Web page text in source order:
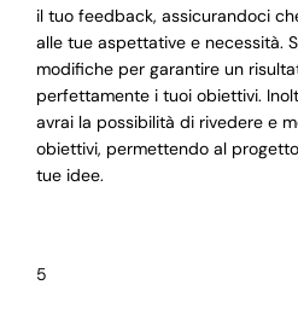
il tuo feedback, assicurandoci
alle tue aspettative e necessità.
modifiche per garantire un
perfettamente i tuoi obiettivi.
avrai la possibilità di rivedere e
obiettivi, permettendo al
tue idee.
5